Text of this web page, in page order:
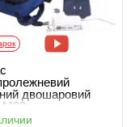
двошаровий